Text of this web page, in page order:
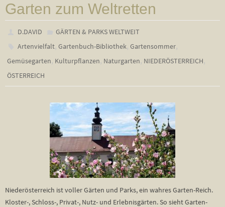
Garten zum Weltretten
D.DAVID
GÄRTEN & PARKS WELTWEIT
Artenvielfalt,Gartenbuch-Bibliothek,Gartensommer,
Gemüsegarten, Kulturpflanzen, Naturgarten, NIEDERÖSTERREICH,
ÖSTERREICH
Niederösterreich ist voller Gärten und Parks, ein wahres Garten-Reich.
Kloster-, Schloss-, Privat-, Nutz- und Erlebnisgärten. So sieht Garten-